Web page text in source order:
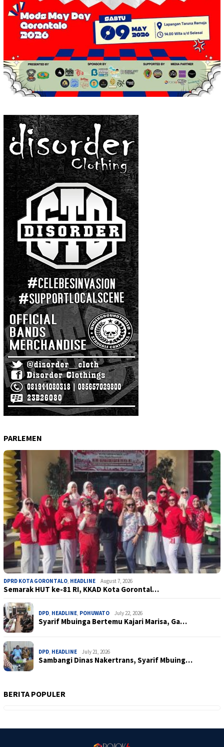
PARLEMEN
DPRD KOTA GORONTALO, HEADLINE August 7, 2026
Semarak HUT ke-81 RI, KKAD Kota Gorontal…
DPD, HEADLINE, POHUWATO July 22, 2026
Syarif Mbuinga Bertemu Kajari Marisa, Ga…
DPD, HEADLINE July 21, 2026
Sambangi Dinas Nakertrans, Syarif Mbuing…
BERITA POPULER